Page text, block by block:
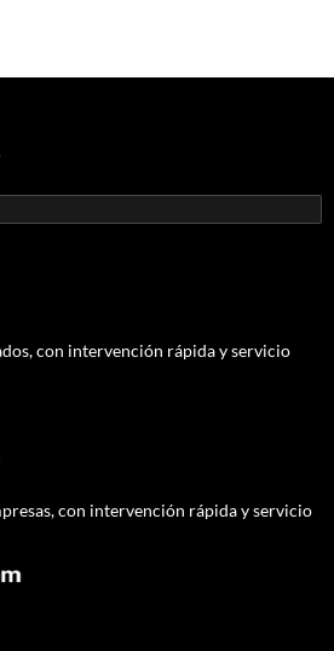
con intervención rápida y servicio
con intervención rápida y servicio